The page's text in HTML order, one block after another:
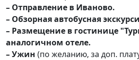
– Отправление в Иваново.
– Обзорная автобусная
– Размещение в гостинице
аналогичном отеле.
– Ужин (по желанию, за доп.